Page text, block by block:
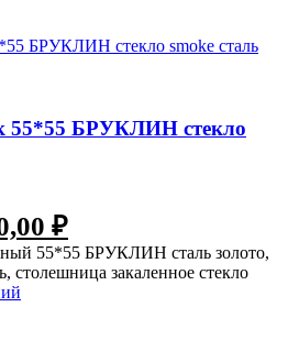
55*55 БРУКЛИН стекло
₽
55*55 БРУКЛИН сталь золото,
столешница закаленное стекло